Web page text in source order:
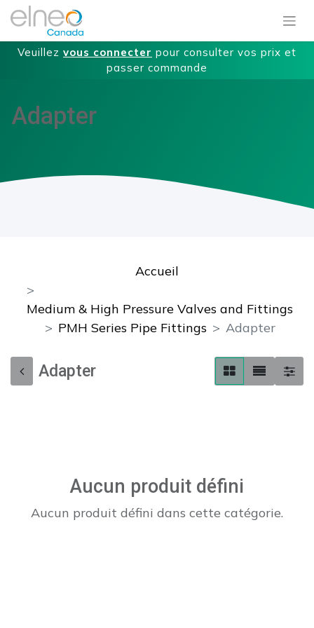
Veuillez vous connecter pour consulter vos prix et
passer commande
Adapter
Accueil
Medium & High Pressure Valves and Fittings
PMH Series Pipe Fittings
Adapter
Adapter
Aucun produit défini
Aucun produit défini dans cette catégorie.